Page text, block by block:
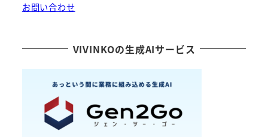
お問い合わせ
VIVINKOの生成AIサービス